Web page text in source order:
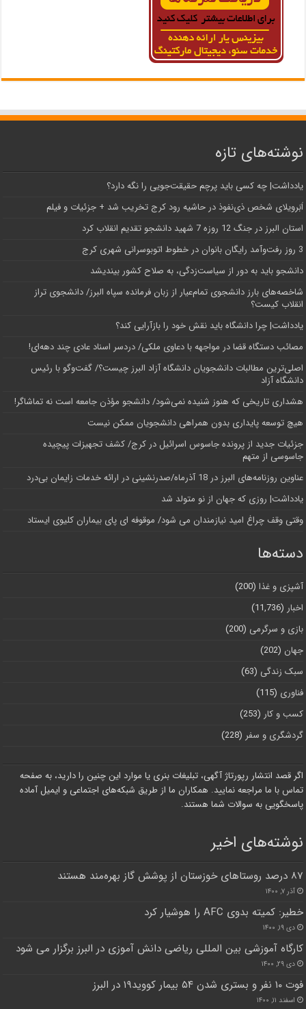
نوشته‌های تازه
یادداشت| ‌چه کسی باید پرچم حقیقت‌جویی را نگه دارد؟
اَبَر‌ویلای شخص ذی‌نفوذ در حاشیه‌ رود کرج تخریب شد + جزئیات و فیلم
استان البرز در جنگ 12 روزه 7 شهید دانشجو تقدیم انقلاب کرد
3 روز رفت‌وآمد رایگان بانوان در خطوط اتوبوسرانی شهری کرج
دانشجو باید به دور از سیاست‌زدگی، به صلاح کشور بیندیشد
شاخصه‌های بارز دانشجوی تمام‌عیار از زبان فرمانده سپاه البرز/ دانشجوی تراز
انقلاب کیست؟
یادداشت| چرا دانشگاه باید نقش خود را بازآرایی کند؟
مصائب دستگاه قضا در مواجهه با دعاوی ملکی/ دردسر اسناد عادی چند‌ دهه‌ای!
اصلی‌ترین مطالبات دانشجویان دانشگاه آزاد البرز چیست؟/ گفت‌وگو با رئیس
دانشگاه آز‌اد
هشداری تاریخی که هنوز شنیده نمی‌شود/ دانشجو مؤذن جامعه است نه تماشاگر!
هیچ توسعه پایداری بدون همراهی دانشجویان ممکن نیست
جزئیات جدید از پرونده جاسوس اسرائیل در کرج/‌ کشف تجهیزات پیچیده
جاسوسی از متهم
عناوین روزنامه‌های البرز در ‌18 آذرماه/صدرنشینی در ارائه خدمات زایمان بی‌درد
یادداشت| روزی که جهان از نو متولد شد
وقتی وقف چراغ امید نیازمندان می شود/ موقوفه ای پای بیماران کلیوی ایستاد
دسته‌ها
آشپزی و غذا (200)
اخبار (11,736)
بازی و سرگرمی (200)
جهان (202)
سبک زندگی (63)
فناوری (115)
کسب و کار (253)
گردشگری و سفر (228)
اگر قصد انتشار رپورتاژ آگهی، تبلیغات بنری یا موارد این چنین را دارید، به صفحه
تماس با ما مراجعه نمایید. همکاران ما از طریق شبکه‌های اجتماعی و ایمیل آماده
پاسخگویی به سوالات شما هستند.
نوشته‌های اخیر
۸۷ درصد روستاهای خوزستان از پوشش گاز بهره‌مند هستند
آذر ۷, ۱۴۰۰
خطیر: کمیته بدوی AFC را هوشیار کرد
دی ۱۹, ۱۴۰۰
کارگاه آموزشی بین المللی ریاضی دانش آموزی در البرز برگزار می شود
دی ۲۹, ۱۴۰۰
فوت ۱۰ نفر و بستری شدن ۵۴ بیمار کووید۱۹ در البرز
اسفند ۱۱, ۱۴۰۰